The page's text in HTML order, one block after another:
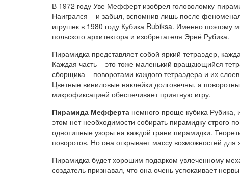
В 1972 году Уве Мефферт изобрел головоломку-
Наигрался – и забыл, вспомнив лишь после
игрушек в 1980 году Кубика Rubiksa. Именно поэтому
польского архитектора и изобретателя Эрнё Рубика.
Пирамидка представляет собой яркий тетраэдер,
Каждая часть – это тоже маленький вращающийся
сборщика – поворотами каждого тетраэдера и их
Цветные виниловые наклейки долговечны, а
микрофиксацией обеспечивает приятную игру.
Пирамида Мефферта немного проще кубика
этом нет необходимости собирать пирамидку строго
однотипные узоры на каждой грани пирамидки.
поворотов. Но она открывает массу возможностей для
Пирамидка будет хорошим подарком увлеченному
создатель признавал, что она очень успокаивает